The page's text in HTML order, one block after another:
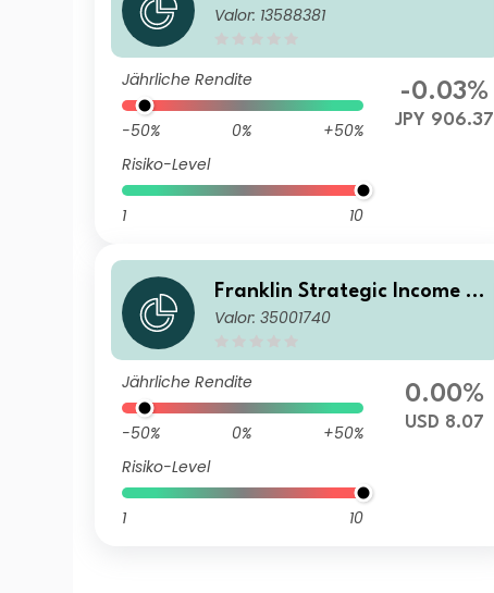
nd A (Mdis) JPY-H1
Valor: 13588381
Jährliche Rendite
-50% 0%
+50%
Risiko-Level
1 10
-0.03%
JPY 906.37
Franklin Strategic Income Fu
nd W(Mdis) USD
Valor: 35001740
Jährliche Rendite
-50% 0%
+50%
Risiko-Level
1 10
0.00%
USD 8.07